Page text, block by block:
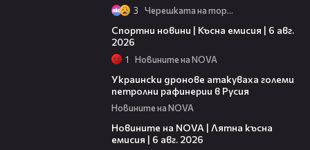
3 Черешката на тортата
Спортни новини | Късна емисия | 6 авг.
2026
1 Новините на NOVA
Украински дронове атакуваха големи
петролни рафинерии в Русия
Новините на NOVA
Новините на NOVA | Лятна късна
емисия | 6 авг. 2026